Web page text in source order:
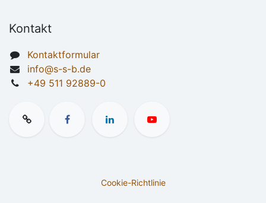
Kontakt
Kontaktformular
info@s-s-b.de
+49 511 92889-0
Cookie-Richtlinie